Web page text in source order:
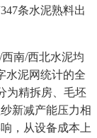
条水泥熟料出
南/西北水泥均
水泥网统计的全
为精拆房、毛坯
新减产能压力相
，从设备成本上